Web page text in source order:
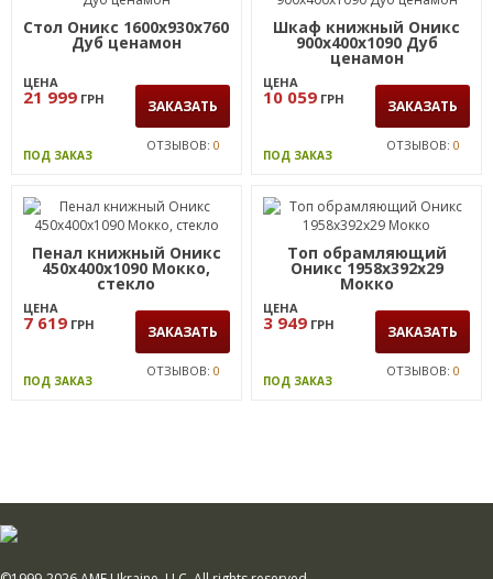
Стол Оникс 1600х930х760
Дуб ценамон
ЦЕНА
21 999 ГРН ЗАКАЗАТЬ
ПОД ЗАКАЗ
ОТЗЫВОВ: 0
Шкаф книжный Оникс
900х400х1090 Дуб
ценамон
ЦЕНА
10 059 ГРН ЗАКАЗАТЬ
ПОД ЗАКАЗ
ОТЗЫВОВ: 0
Пенал книжный Оникс
450х400х1090 Мокко,
стекло
ЦЕНА
7 619 ГРН ЗАКАЗАТЬ
ПОД ЗАКАЗ
ОТЗЫВОВ: 0
Топ обрамляющий
Оникс 1958х392х29
Мокко
ЦЕНА
3 949 ГРН ЗАКАЗАТЬ
ПОД ЗАКАЗ
ОТЗЫВОВ: 0